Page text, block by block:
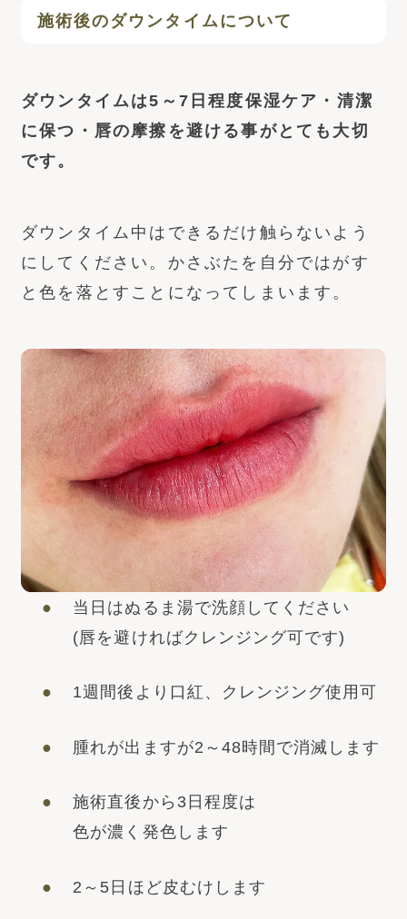
施術後のダウンタイムについて
ダウンタイムは5～7日程度保湿ケア・清潔
に保つ・唇の摩擦を避ける事がとても大切
です。
ダウンタイム中はできるだけ触らないよう
にしてください。かさぶたを自分ではがす
と色を落とすことになってしまいます。
当日はぬるま湯で洗顔してください
(唇を避ければクレンジング可です)
1週間後より口紅、クレンジング使用可
腫れが出ますが2～48時間で消滅します
施術直後から3日程度は
色が濃く発色します
2～5日ほど皮むけします